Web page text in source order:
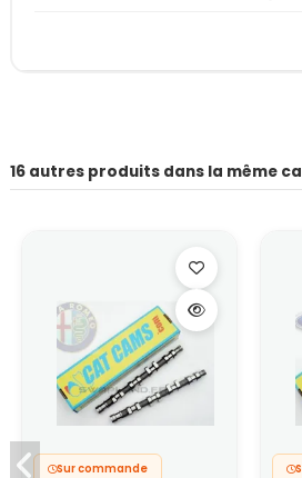
16 autres produits dans la même
Sur commande